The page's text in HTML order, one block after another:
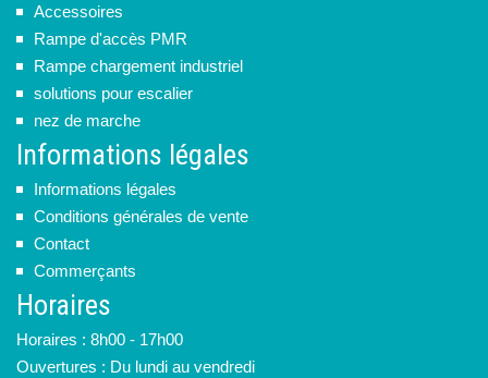
Accessoires
Rampe d'accès PMR
Rampe chargement industriel
solutions pour escalier
nez de marche
Informations légales
Informations légales
Conditions générales de vente
Contact
Commerçants
Horaires
Horaires : 8h00 - 17h00
Ouvertures : Du lundi au vendredi